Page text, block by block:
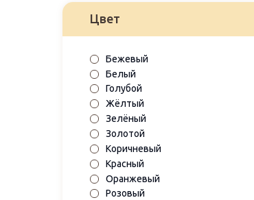
Цвет
Бежевый
Белый
Голубой
Жёлтый
Зелёный
Золотой
Коричневый
Красный
Оранжевый
Розовый